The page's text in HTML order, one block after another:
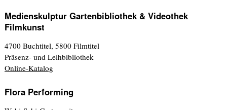
Medienskulptur Gartenbibliothek & Videothek
Filmkunst
4700 Buchtitel, 5800 Filmtitel
Präsenz- und Leihbibliothek
Online-Katalog
Flora Performing